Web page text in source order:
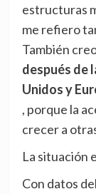
estructuras
me refiero
También
después de
Unidos y
, porque la
crecer a
La situación
Con datos